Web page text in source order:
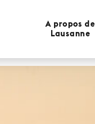
A propos de
Lausanne